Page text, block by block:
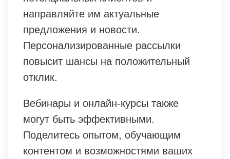
направляйте им актуальные
предложения и новости.
Персонализированные рассылки
повысит шансы на положительный
отклик.
Вебинары и онлайн-курсы также
могут быть эффективными.
Поделитесь опытом, обучающим
контентом и возможностями ваших